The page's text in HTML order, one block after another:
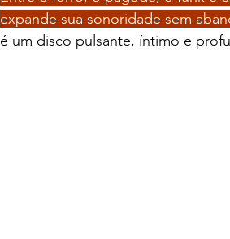
expande sua sonoridade sem
é um disco pulsante, íntimo e